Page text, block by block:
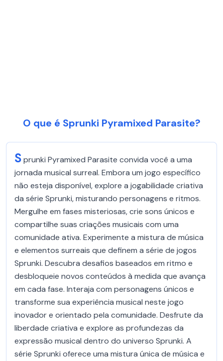
O que é Sprunki Pyramixed Parasite?
Sprunki Pyramixed Parasite convida você a uma
jornada musical surreal. Embora um jogo específico
não esteja disponível, explore a jogabilidade criativa
da série Sprunki, misturando personagens e ritmos.
Mergulhe em fases misteriosas, crie sons únicos e
compartilhe suas criações musicais com uma
comunidade ativa. Experimente a mistura de música
e elementos surreais que definem a série de jogos
Sprunki. Descubra desafios baseados em ritmo e
desbloqueie novos conteúdos à medida que avança
em cada fase. Interaja com personagens únicos e
transforme sua experiência musical neste jogo
inovador e orientado pela comunidade. Desfrute da
liberdade criativa e explore as profundezas da
expressão musical dentro do universo Sprunki. A
série Sprunki oferece uma mistura única de música e